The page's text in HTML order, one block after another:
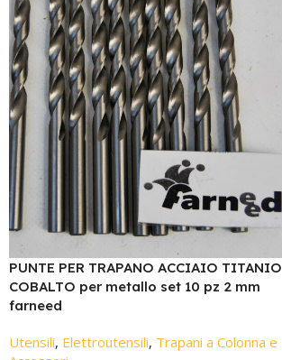
PUNTE PER TRAPANO ACCIAIO TITANIO
COBALTO per metallo set 10 pz 2 mm
farneed
Utensili, Elettroutensili, Trapani a Colonna e